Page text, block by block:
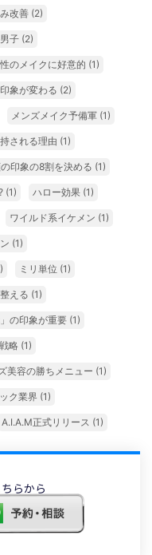
改善 (2)
子 (2)
のメイクに好意的 (1)
象が変わる (2)
メンズメイク予備軍 (1)
される理由 (1)
印象の8割を決める (1)
(1) ハロー効果 (1)
ワイルド系イケメン (1)
(1)
ミリ単位 (1)
える (1)
の印象が重要 (1)
略 (1)
美容の勝ちメニュー (1)
ク業界 (1)
A.I.A.M正式リリース (1)
らから